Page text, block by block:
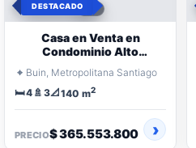
DESTACADO
Casa en Venta en
Condominio Alto
Buin | 4 Dormitorios
⌖ Buin, Metropolitana Santiago
🛏️4 🚿 3📐140 m2
PRECIO$ 365.553.800